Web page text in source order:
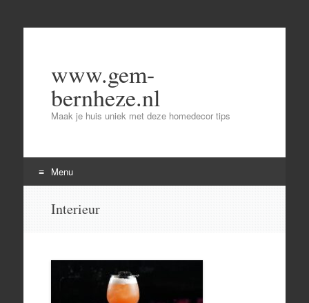
www.gem-
bernheze.nl
Maak je huis uniek met deze homedecor tips
Menu
Interieur